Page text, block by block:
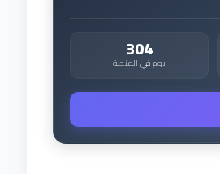
304
يوم في المنصة